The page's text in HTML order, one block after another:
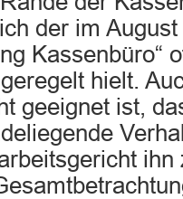
der im
Kassenbüro“
hielt.
geeignet ist,
ihn